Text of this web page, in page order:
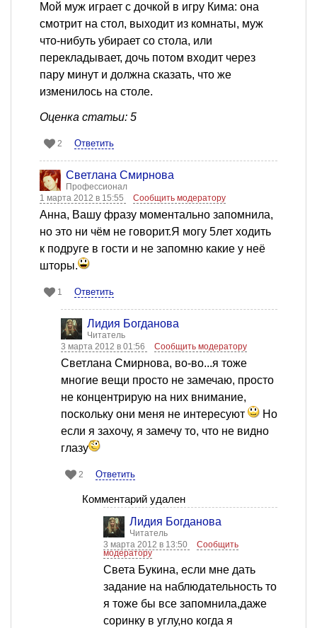
Мой муж играет с дочкой в игру Кима: она
смотрит на стол, выходит из комнаты, муж
что-нибуть убирает со стола, или
перекладывает, дочь потом входит через
пару минут и должна сказать, что же
изменилось на столе.
Оценка статьи: 5
2 Ответить
Светлана Смирнова
Профессионал
1 марта 2012 в 15:55
Сообщить модератору
Анна, Вашу фразу моментально запомнила,
но это ни чём не говорит.Я могу 5лет ходить
к подруге в гости и не запомню какие у неё
шторы.
1 Ответить
Лидия Богданова
Читатель
3 марта 2012 в 01:56
Сообщить модератору
Светлана Смирнова, во-во...я тоже
многие вещи просто не замечаю, просто
не концентрирую на них внимание,
поскольку они меня не интересуют
Но
если я захочу, я замечу то, что не видно
глазу
2 Ответить
Комментарий удален
Лидия Богданова
Читатель
3 марта 2012 в 13:50
Сообщить
модератору
Света Букина, если мне дать
задание на наблюдательность то
я тоже бы все запомнила,даже
соринку в углу,но когда я